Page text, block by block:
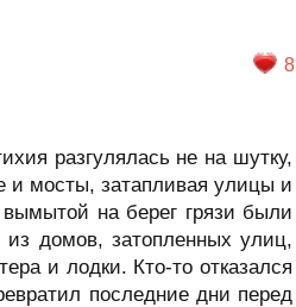
8
разгулялась не на шутку,
и мосты, затапливая улицы и
на берег грязи были
домов, затопленных улиц,
и лодки. Кто-то отказался
последние дни перед